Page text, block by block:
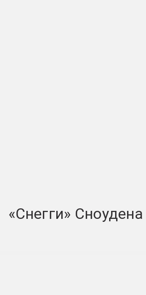
«Снегги» Сноудена